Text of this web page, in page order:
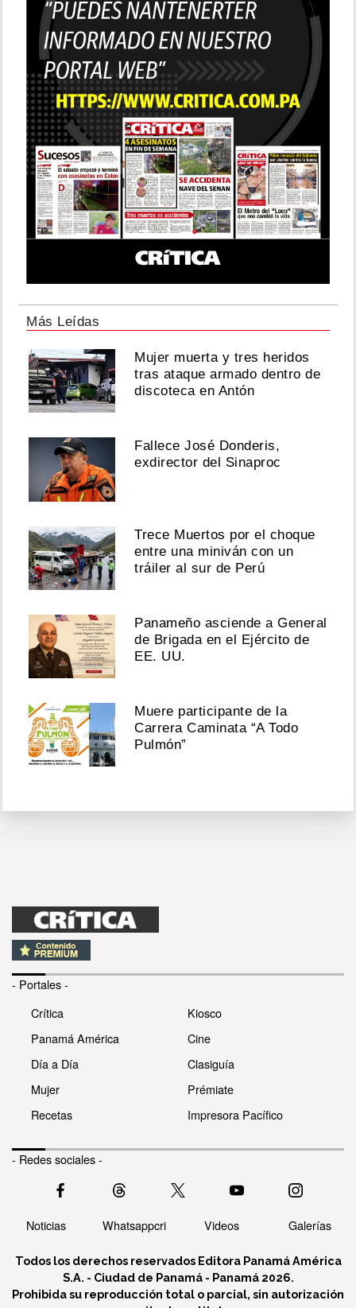
Más Leídas
Mujer muerta y tres heridos
tras ataque armado dentro de
discoteca en Antón
Fallece José Donderis,
exdirector del Sinaproc
Trece Muertos por el choque
entre una miniván con un
tráiler al sur de Perú
Panameño asciende a General
de Brigada en el Ejército de
EE. UU.
Muere participante de la
Carrera Caminata “A Todo
Pulmón”
- Portales -
Crítica
Panamá América
Día a Día
Mujer
Recetas
Kiosco
Cine
Clasiguía
Prémiate
Impresora Pacífico
- Redes sociales -
Noticias Whatsappcri Videos Galerías
Todos los derechos reservados Editora Panamá América
S.A. - Ciudad de Panamá - Panamá 2026.
Prohibida su reproducción total o parcial, sin autorización